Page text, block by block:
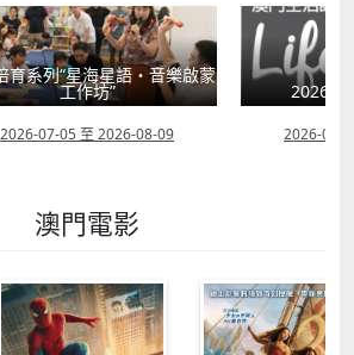
2026年“圖書館e學堂”
2026-07-22 至 2026-10-31
童心探秘澳
2026-07-
澳門電影